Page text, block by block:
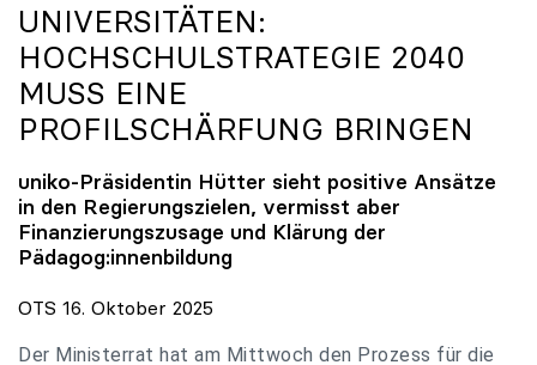
UNIVERSITÄTEN:
HOCHSCHULSTRATEGIE 2040
MUSS EINE
PROFILSCHÄRFUNG BRINGEN
uniko-Präsidentin Hütter sieht positive Ansätze
in den Regierungszielen, vermisst aber
Finanzierungszusage und Klärung der
Pädagog:innenbildung
OTS 16. Oktober 2025
Der Ministerrat hat am Mittwoch den Prozess für die